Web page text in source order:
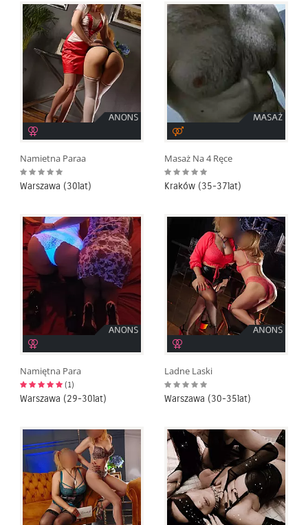
Namietna Paraa
Warszawa (30lat)
Masaż Na 4 Ręce
Kraków (35-37lat)
Namiętna Para
(1)
Warszawa (29-30lat)
Ladne Laski
Warszawa (30-35lat)